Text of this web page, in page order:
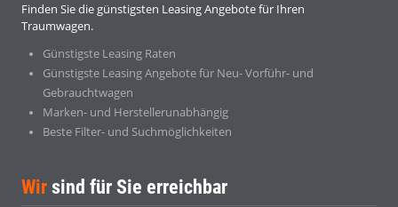
Finden Sie die günstigsten Leasing Angebote für Ihren
Traumwagen.
Günstigste Leasing Raten
Günstigste Leasing Angebote für Neu- Vorführ- und
Gebrauchtwagen
Marken- und Herstellerunabhängig
Beste Filter- und Suchmöglichkeiten
Wir sind für Sie erreichbar